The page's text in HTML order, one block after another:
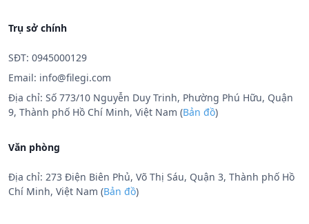
Trụ sở chính
SĐT: 0945000129
Email: info@filegi.com
Địa chỉ: Số 773/10 Nguyễn Duy Trinh, Phường Phú Hữu, Quận
9, Thành phố Hồ Chí Minh, Việt Nam (Bản đồ)
Văn phòng
Địa chỉ: 273 Điện Biên Phủ, Võ Thị Sáu, Quận 3, Thành phố Hồ
Chí Minh, Việt Nam (Bản đồ)